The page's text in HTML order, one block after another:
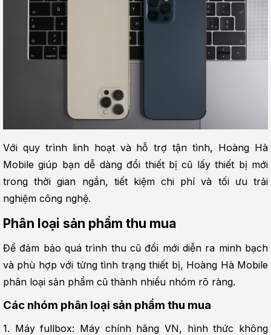
Với quy trình linh hoạt và hỗ trợ tận tình, Hoàng Hà
Mobile giúp bạn dễ dàng đổi thiết bị cũ lấy thiết bị mới
trong thời gian ngắn, tiết kiệm chi phí và tối ưu trải
nghiệm công nghệ.
Phân loại sản phẩm thu mua
Để đảm bảo quá trình thu cũ đổi mới diễn ra minh bạch
và phù hợp với từng tình trạng thiết bị, Hoàng Hà Mobile
phân loại sản phẩm cũ thành nhiều nhóm rõ ràng.
Các nhóm phân loại sản phẩm thu mua
1. Máy fullbox: Máy chính hãng VN, hình thức không